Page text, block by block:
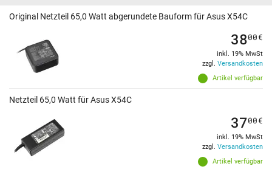
Original Netzteil 65,0 Watt abgerundete Bauform für Asus X54C
Artikel verfügbar
3800€
inkl. 19% MwSt
zzgl. Versandkosten
Netzteil 65,0 Watt für Asus X54C
Artikel verfügbar
3700€
inkl. 19% MwSt
zzgl. Versandkosten